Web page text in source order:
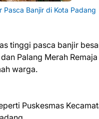
Banjir di Kota Padang
tinggi pasca banjir
Palang Merah
warga.
Puskesmas